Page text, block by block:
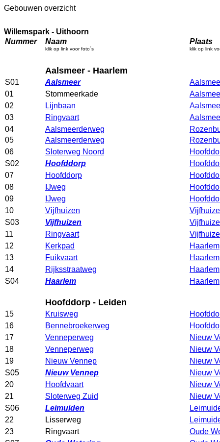
Gebouwen overzicht
Willemspark - Uithoorn
Nummer
Naam
klik op link voor foto´s
Plaats
klik op link
Aalsmeer - Haarlem
S01 Aalsmeer
01
Stommeerkade
02
Lijnbaan
03
Ringvaart
04
Aalsmeerderweg
05
Aalsmeerderweg
06
Sloterweg Noord
S02
Hoofddorp
07
Hoofddorp
08
IJweg
09
IJweg
10
Vijfhuizen
S03
Vijfhuizen
11
Ringvaart
12
Kerkpad
Haarlem
13
Fuikvaart
Haarlem
14
Rijksstraatweg
Haarlem
S04
Haarlem Haarlem
Hoofddorp - Leiden
15 Kruisweg
16
Bennebroekerweg
17
Venneperweg
Nieuw
18
Venneperweg
Nieuw
19
Nieuw Vennep
Nieuw
S05
Nieuw Vennep
Nieuw
20
Hoofdvaart
Nieuw
21
Sloterweg Zuid
Nieuw
S06
Leimuiden
22
Lisserweg
23
Ringvaart
Oude